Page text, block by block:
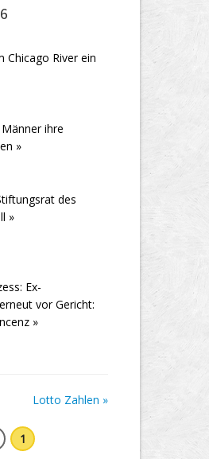
Chicago River ein
ihre
»
des
»
Ex-
vor Gericht:
»
Lotto Zahlen »
1